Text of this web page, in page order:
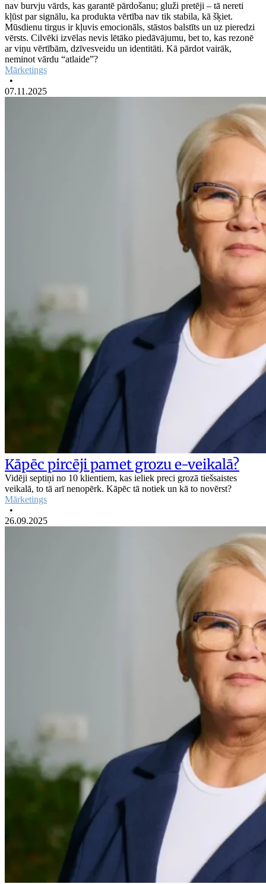
nav burvju vārds, kas garantē pārdošanu; gluži pretēji – tā nereti
kļūst par signālu, ka produkta vērtība nav tik stabila, kā šķiet.
Mūsdienu tirgus ir kļuvis emocionāls, stāstos balstīts un uz pieredzi
vērsts. Cilvēki izvēlas nevis lētāko piedāvājumu, bet to, kas rezonē
ar viņu vērtībām, dzīvesveidu un identitāti. Kā pārdot vairāk,
neminot vārdu “atlaide”?
Mārketings
•
07.11.2025
Kāpēc pircēji pamet grozu e-veikalā?
Vidēji septiņi no 10 klientiem, kas ieliek preci grozā tiešsaistes
veikalā, to tā arī nenopērk. Kāpēc tā notiek un kā to novērst?
Mārketings
•
26.09.2025